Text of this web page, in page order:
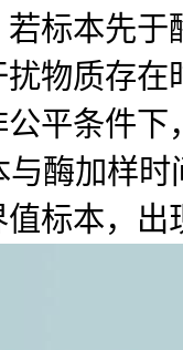
标本先
物质存
平条件
酶加样
标本，出